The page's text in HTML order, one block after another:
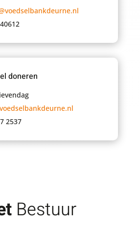
doneren
2537
Bestuur